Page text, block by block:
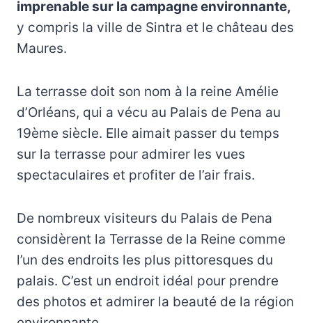
imprenable sur la campagne environnante,
y compris la ville de Sintra et le château des
Maures.
La terrasse doit son nom à la reine Amélie
d’Orléans, qui a vécu au Palais de Pena au
19ème siècle. Elle aimait passer du temps
sur la terrasse pour admirer les vues
spectaculaires et profiter de l’air frais.
De nombreux visiteurs du Palais de Pena
considèrent la Terrasse de la Reine comme
l’un des endroits les plus pittoresques du
palais. C’est un endroit idéal pour prendre
des photos et admirer la beauté de la région